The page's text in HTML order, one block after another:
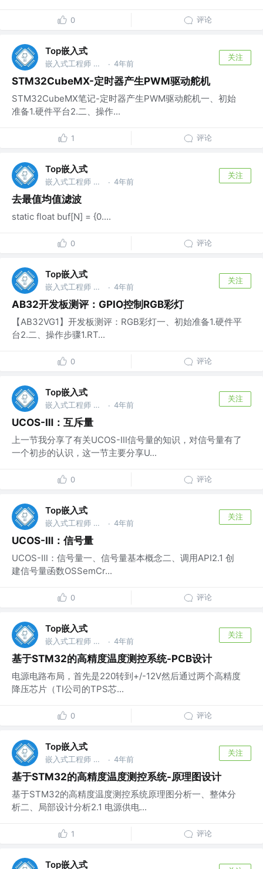
0 评论
Top嵌入式
嵌入式工程师 @华为 · 4年前
关注
STM32CubeMX-定时器产生PWM驱动舵机
STM32CubeMX笔记-定时器产生PWM驱动舵机一、初始
准备1.硬件平台2.二、操作...
1 评论
Top嵌入式
嵌入式工程师 @华为 · 4年前
关注
去最值均值滤波
static float buf[N] = {0....
0 评论
Top嵌入式
嵌入式工程师 @华为 · 4年前
关注
AB32开发板测评：GPIO控制RGB彩灯
【AB32VG1】开发板测评：RGB彩灯一、初始准备1.硬件平
台2.二、操作步骤1.RT...
0 评论
Top嵌入式
嵌入式工程师 @华为 · 4年前
关注
UCOS-Ⅲ：互斥量
上一节我分享了有关UCOS-Ⅲ信号量的知识，对信号量有了
一个初步的认识，这一节主要分享U...
0 评论
Top嵌入式
嵌入式工程师 @华为 · 4年前
关注
UCOS-Ⅲ：信号量
UCOS-Ⅲ：信号量一、信号量基本概念二、调用API2.1 创
建信号量函数OSSemCr...
0 评论
Top嵌入式
嵌入式工程师 @华为 · 4年前
关注
基于STM32的高精度温度测控系统-PCB设计
电源电路布局，首先是220转到+/-12V然后通过两个高精度
降压芯片（TI公司的TPS芯...
0 评论
Top嵌入式
嵌入式工程师 @华为 · 4年前
关注
基于STM32的高精度温度测控系统-原理图设计
基于STM32的高精度温度测控系统原理图分析一、整体分
析二、局部设计分析2.1 电源供电...
1 评论
Top嵌入式